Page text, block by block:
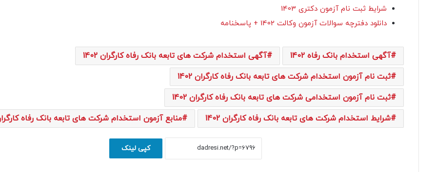
شرایط ثبت نام آزمون دکتری 1403
دانلود دفترچه سوالات آزمون وکالت 1402 + پاسخنامه
آگهی استخدام بانک رفاه 1402
آگهی استخدام شرکت های تابعه بانک رفاه کارگران 1402
ثبت نام آزمون استخدام شرکت های تابعه بانک رفاه کارگران 1402
ثبت نام آزمون استخدامی شرکت های تابعه بانک رفاه کارگران 1402
شرایط استخدام شرکت های تابعه بانک رفاه کارگران 1402
منابع آزمون استخدام شرکت های تابعه بانک رفاه کارگران
کپی لینک